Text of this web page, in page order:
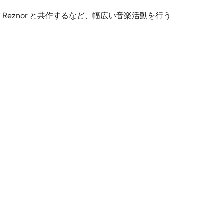
と共作するなど、幅広い音楽活動を行う